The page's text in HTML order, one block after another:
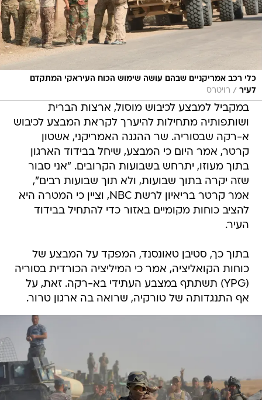
כלי רכב אמריקניים שבהם עושה שימוש הכוח העיראקי המתקדם
לעיר / רויטרס
במקביל למבצע לכיבוש מוסול, ארצות הברית
ושותפותיה מתחילות להיערך לקראת המבצע לכיבוש
א-רקה שבסוריה. שר ההגנה האמריקני, אשטון
קרטר, אמר היום כי המבצע, שיחל בבידוד הארגון
בתוך מעוזו, יתרחש בשבועות הקרובים. "אני סבור
שזה יקרה בתוך שבועות, ולא תוך שבועות רבים",
אמר קרטר בריאיון לרשת NBC, וציין כי המטרה היא
להציב כוחות מקומיים באזור כדי להתחיל בבידוד
העיר.
בתוך כך, סטיבן טאונסנד, המפקד על המבצע של
כוחות הקואליציה, אמר כי המיליציה הכורדית בסוריה
(YPG) תשתתף במצבע העתידי בא-רקה. זאת, על
אף התנגדותה של טורקיה, שרואה בה ארגון טרור.